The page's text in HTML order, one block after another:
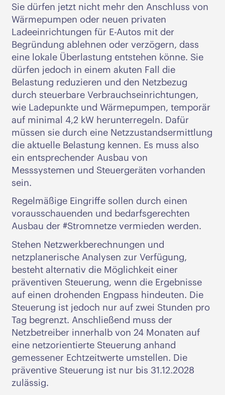
Sie dürfen jetzt nicht mehr den Anschluss von
Wärmepumpen oder neuen privaten
Ladeeinrichtungen für E-Autos mit der
Begründung ablehnen oder verzögern, dass
eine lokale Überlastung entstehen könne. Sie
dürfen jedoch in einem akuten Fall die
Belastung reduzieren und den Netzbezug
durch steuerbare Verbrauchseinrichtungen,
wie Ladepunkte und Wärmepumpen, temporär
auf minimal 4,2 kW herunterregeln. Dafür
müssen sie durch eine Netzzustandsermittlung
die aktuelle Belastung kennen. Es muss also
ein entsprechender Ausbau von
Messsystemen und Steuergeräten vorhanden
sein.
Regelmäßige Eingriffe sollen durch einen
vorausschauenden und bedarfsgerechten
Ausbau der #Stromnetze vermieden werden.
Stehen Netzwerkberechnungen und
netzplanerische Analysen zur Verfügung,
besteht alternativ die Möglichkeit einer
präventiven Steuerung, wenn die Ergebnisse
auf einen drohenden Engpass hindeuten. Die
Steuerung ist jedoch nur auf zwei Stunden pro
Tag begrenzt. Anschließend muss der
Netzbetreiber innerhalb von 24 Monaten auf
eine netzorientierte Steuerung anhand
gemessener Echtzeitwerte umstellen. Die
präventive Steuerung ist nur bis 31.12.2028
zulässig.